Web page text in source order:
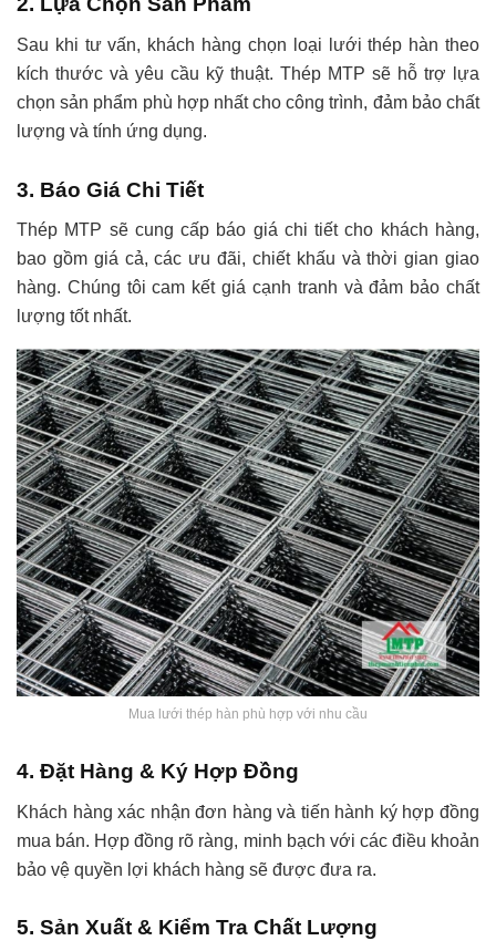
Sau khi tư vấn, khách hàng chọn loại lưới thép hàn theo
kích thước và yêu cầu kỹ thuật. Thép MTP sẽ hỗ trợ lựa
chọn sản phẩm phù hợp nhất cho công trình, đảm bảo chất
lượng và tính ứng dụng.
3. Báo Giá Chi Tiết
Thép MTP sẽ cung cấp báo giá chi tiết cho khách hàng,
bao gồm giá cả, các ưu đãi, chiết khấu và thời gian giao
hàng. Chúng tôi cam kết giá cạnh tranh và đảm bảo chất
lượng tốt nhất.
Mua lưới thép hàn phù hợp với nhu cầu
4. Đặt Hàng & Ký Hợp Đồng
Khách hàng xác nhận đơn hàng và tiến hành ký hợp đồng
mua bán. Hợp đồng rõ ràng, minh bạch với các điều khoản
bảo vệ quyền lợi khách hàng sẽ được đưa ra.
5. Sản Xuất & Kiểm Tra Chất Lượng